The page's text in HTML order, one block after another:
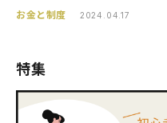
お金と制度 2024.04.17
特集